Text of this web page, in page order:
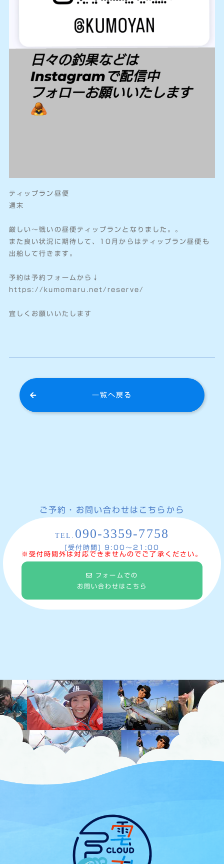
ティップラン昼便
週末
厳しい〜戦いの昼便ティップランとなりました。。
また良い状況に期待して、10月からはティップラン昼便も
出船して行きます。
予約は予約フォームから↓
https://kumomaru.net/reserve/
宜しくお願いいたします
一覧へ戻る
ご予約・お問い合わせはこちらから
TEL. 090-3359-7758
[受付時間] 9:00〜21:00
※受付時間外は対応できませんのでご了承ください。
フォームでの
お問い合わせはこちら